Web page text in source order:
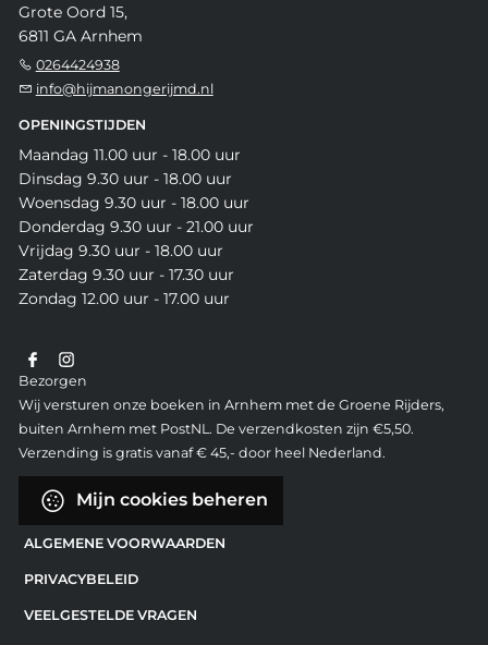
Grote Oord 15,
6811 GA Arnhem
0264424938
info@hijmanongerijmd.nl
OPENINGSTIJDEN
Maandag 11.00 uur - 18.00 uur
Dinsdag 9.30 uur - 18.00 uur
Woensdag 9.30 uur - 18.00 uur
Donderdag 9.30 uur - 21.00 uur
Vrijdag 9.30 uur - 18.00 uur
Zaterdag 9.30 uur - 17.30 uur
Zondag 12.00 uur - 17.00 uur
Bezorgen
Wij versturen onze boeken in Arnhem met de Groene Rijders,
buiten Arnhem met PostNL. De verzendkosten zijn €5,50.
Verzending is gratis vanaf € 45,- door heel Nederland.
Mijn cookies beheren
ALGEMENE VOORWAARDEN
PRIVACYBELEID
VEELGESTELDE VRAGEN